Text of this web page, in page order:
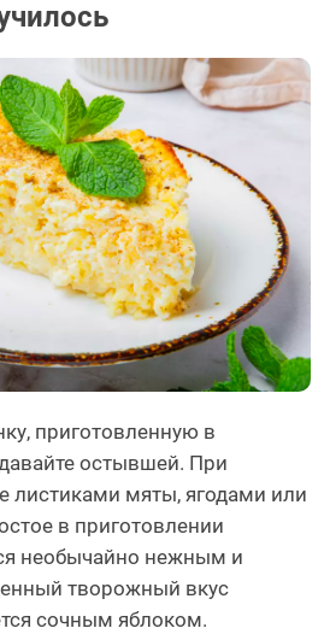
приготовленную в
остывшей. При
листиками мяты, ягодами или
в приготовлении
необычайно нежным и
творожный вкус
сочным яблоком.